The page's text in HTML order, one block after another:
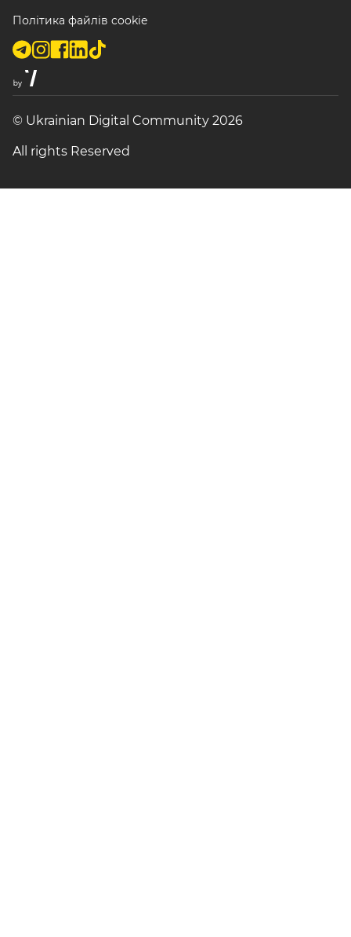
Політика файлів cookie
© Ukrainian Digital Community 2026
All rights Reserved